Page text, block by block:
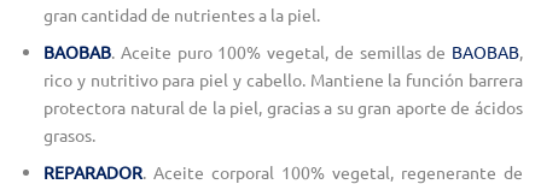
gran cantidad de nutrientes a la piel.
BAOBAB. Aceite puro 100% vegetal, de semillas de BAOBAB,
rico y nutritivo para piel y cabello. Mantiene la función barrera
protectora natural de la piel, gracias a su gran aporte de ácidos
grasos.
REPARADOR. Aceite corporal 100% vegetal, regenerante de